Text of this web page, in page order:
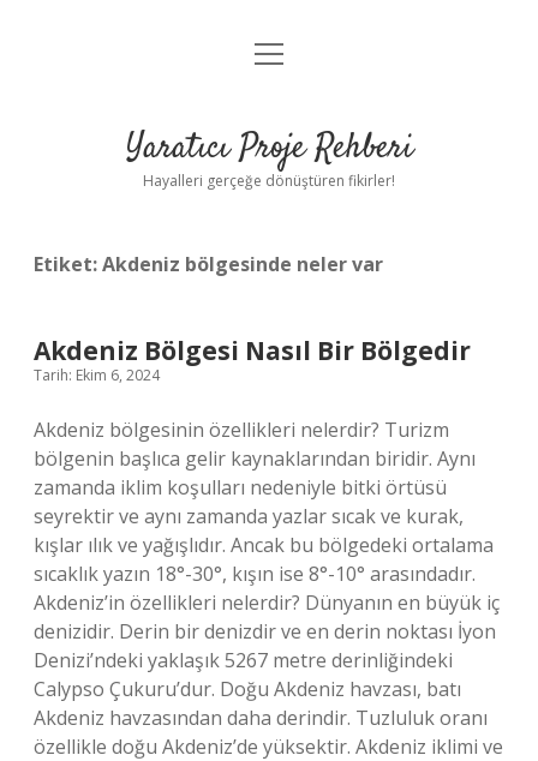
Anasayfa
Yasal Uyarı
menüyü
Yaratıcı Proje Rehberi
Hayalleri gerçeğe dönüştüren fikirler!
Etiket:Akdeniz bölgesinde neler var
Akdeniz Bölgesi Nasıl Bir Bölgedir
Tarih: Ekim 6, 2024
Akdeniz bölgesinin özellikleri nelerdir? Turizm
bölgenin başlıca gelir kaynaklarından biridir. Aynı
zamanda iklim koşulları nedeniyle bitki örtüsü
seyrektir ve aynı zamanda yazlar sıcak ve kurak,
kışlar ılık ve yağışlıdır. Ancak bu bölgedeki ortalama
sıcaklık yazın 18°-30°, kışın ise 8°-10° arasındadır.
Akdeniz’in özellikleri nelerdir? Dünyanın en büyük iç
denizidir. Derin bir denizdir ve en derin noktası İyon
Denizi’ndeki yaklaşık 5267 metre derinliğindeki
Calypso Çukuru’dur. Doğu Akdeniz havzası, batı
Akdeniz havzasından daha derindir. Tuzluluk oranı
özellikle doğu Akdeniz’de yüksektir. Akdeniz iklimi ve